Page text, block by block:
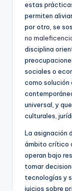
estas
permiten
por otro, se
no
disciplina
sociales o
como solución
universal, y
culturales,
La asignación
ámbito crítico
operan bajo
tomar
tecnologías y
juicios sobre